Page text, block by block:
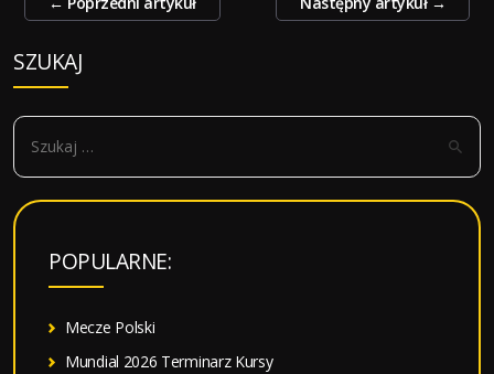
SZUKAJ
S
k
POPULARNE:
Mecze Polski
Mundial 2026 Terminarz Kursy